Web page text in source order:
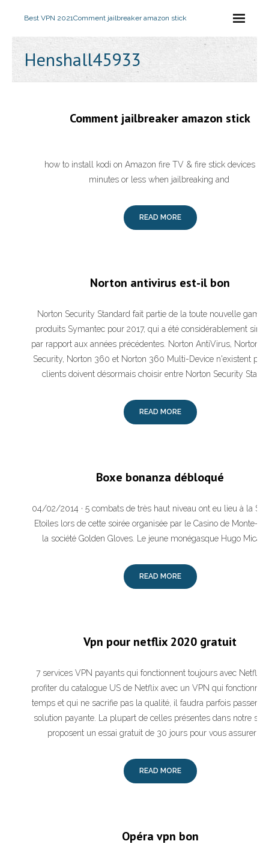
Best VPN 2021Comment jailbreaker amazon stick
Henshall45933
Comment jailbreaker amazon stick
how to install kodi on Amazon fire TV & fire stick devices in
minutes or less when jailbreaking and
READ MORE
Norton antivirus est-il bon
Norton Security Standard fait partie de la toute nouvelle
produits Symantec pour 2017, qui a été considérablement
par rapport aux années précédentes. Norton AntiVirus, Norton
Security, Norton 360 et Norton 360 Multi-Device n'existent
clients doivent désormais choisir entre Norton Security
READ MORE
Boxe bonanza débloqué
04/02/2014 · 5 combats de très haut niveau ont eu lieu à la
Etoiles lors de cette soirée organisée par le Casino de Monte-
la société Golden Gloves. Le jeune monégasque Hugo
READ MORE
Vpn pour netflix 2020 gratuit
7 services VPN payants qui fonctionnent toujours avec Netflix.
profiter du catalogue US de Netflix avec un VPN qui fonctionne
temps et qui ne sacrifie pas la qualité, il faudra parfois passer
solution payante. La plupart de celles présentes dans notre
proposent un essai gratuit de 30 jours pour vous assurer
READ MORE
Opéra vpn bon